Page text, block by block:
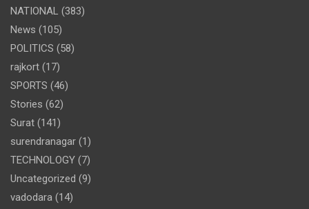
NATIONAL (383)
News (105)
POLITICS (58)
rajkort (17)
SPORTS (46)
Stories (62)
Surat (141)
surendranagar (1)
TECHNOLOGY (7)
Uncategorized (9)
vadodara (14)